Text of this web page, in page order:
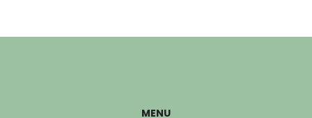
MENU